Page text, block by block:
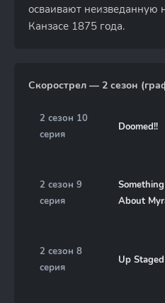
осваивают неизведанную
Канзасе 1875 года.
Скорострел — 2 сезон
2 сезон 10
серия
Doomed!!
2 сезон 9
серия
Something
About
2 сезон 8
серия
Up Staged